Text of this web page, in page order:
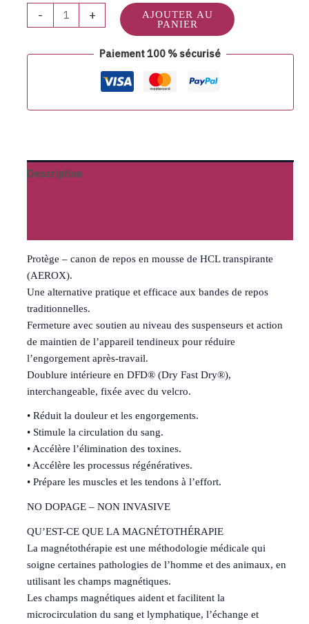
- +
AJOUTER AU
PANIER
Paiement 100 % sécurisé
Description
Protège – canon de repos en mousse de HCL transpirante
(AEROX).
Une alternative pratique et efficace aux bandes de repos
traditionnelles.
Fermeture avec soutien au niveau des suspenseurs et action
de maintien de l’appareil tendineux pour réduire
l’engorgement après-travail.
Doublure intérieure en DFD® (Dry Fast Dry®),
interchangeable, fixée avec du velcro.
• Réduit la douleur et les engorgements.
• Stimule la circulation du sang.
• Accélère l’élimination des toxines.
• Accélère les processus régénératives.
• Prépare les muscles et les tendons à l’effort.
NO DOPAGE – NON INVASIVE
QU’EST-CE QUE LA MAGNÉTOTHÉRAPIE
La magnétothérapie est une méthodologie médicale qui
soigne certaines pathologies de l’homme et des animaux, en
utilisant les champs magnétiques.
Les champs magnétiques aident et facilitent la
microcirculation du sang et lymphatique, l’échange et